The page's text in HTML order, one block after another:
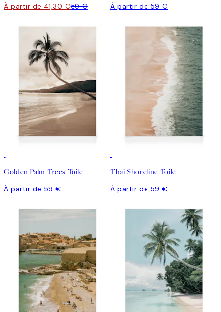
À partir de 41,30 €59 € À partir de 59 €
Golden Palm Trees Toile
À partir de 59 €
Thai Shoreline Toile
À partir de 59 €